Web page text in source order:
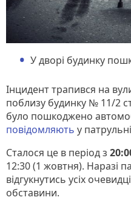
У дворі будинку
Інцидент трапився на
поблизу будинку № 11/2
було пошкоджено
повідомляють у
Сталося це в період з
12:30 (1 жовтня). Наразі
відгукнутись усіх
обставини.